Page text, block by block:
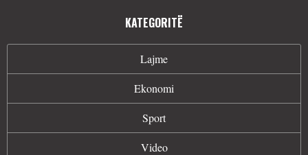
KATEGORITË
Lajme
Ekonomi
Sport
Video